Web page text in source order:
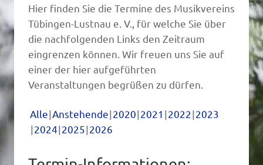
Hier finden Sie die Termine des Musikvereins
Tübingen-Lustnau e. V., für welche Sie über
die nachfolgenden Links den Zeitraum
eingrenzen können. Wir freuen uns Sie auf
einer der hier aufgeführten
Veranstaltungen begrüßen zu dürfen.
Alle Anstehende 2020 2021 2022 2023
2024 2025 2026